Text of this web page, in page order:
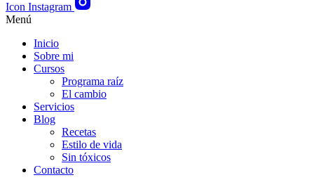
Icon Instagram
Menú
Inicio
Sobre mi
Cursos
Programa raíz
El cambio
Servicios
Blog
Recetas
Estilo de vida
Sin tóxicos
Contacto